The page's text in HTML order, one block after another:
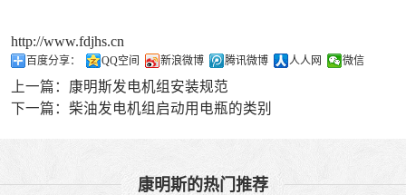
http://www.fdjhs.cn
百度分享： QQ空间 新浪微博 腾讯微博 人人网 微信
上一篇： 康明斯发电机组安装规范
下一篇： 柴油发电机组启动用电瓶的类别
康明斯的热门推荐